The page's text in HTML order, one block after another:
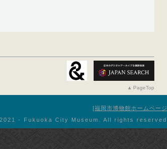
PageTop
福岡市博物館ホームページ
- Fukuoka City Museum. All rights reserved.